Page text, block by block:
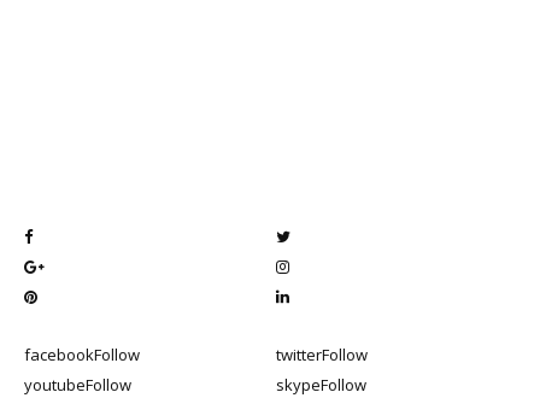
facebookFollow twitterFollow
youtubeFollow skypeFollow